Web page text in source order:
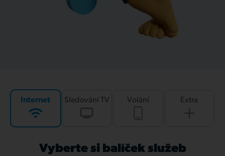
Internet Sledování TV Volání Extra
Vyberte si balíček služeb